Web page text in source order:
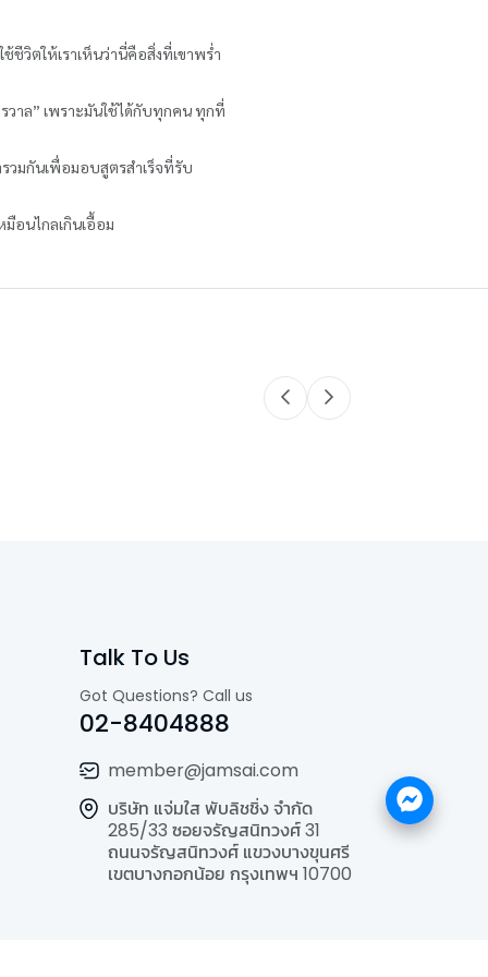
วิตให้เราเห็นว่านี่คือสิ่งที่เขาพร่ำ
วาล” เพราะมันใช้ได้กับทุกคน ทุกที่
วมกันเพื่อมอบสูตรสำเร็จที่รับ
อนไกลเกินเอื้อม
Talk To Us
Got Questions? Call us
02-8404888
member@jamsai.com
บริษัท แจ่มใส พับลิชชิ่ง จำกัด
285/33 ซอยจรัญสนิทวงศ์ 31
ถนนจรัญสนิทวงศ์ แขวงบางขุนศรี
เขตบางกอกน้อย กรุงเทพฯ 10700